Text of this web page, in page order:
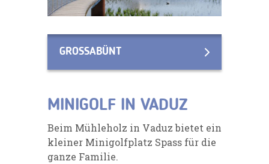
GROSSABÜNT
MINIGOLF IN VADUZ
Beim Mühleholz in Vaduz bietet ein
kleiner Minigolfplatz Spass für die
ganze Familie.